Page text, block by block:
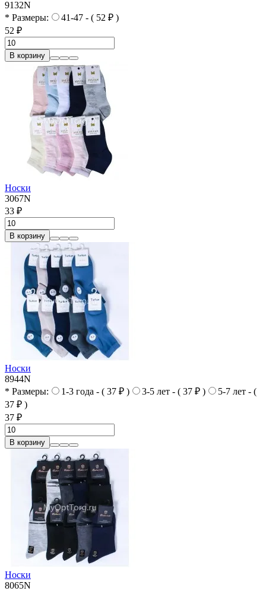
9132N
* Размеры:
41-47 - ( 52 ₽ )
52 ₽
В корзину
Носки
3067N
33 ₽
В корзину
Носки
8944N
* Размеры:
1-3 года - ( 37 ₽ ) 3-5 лет - ( 37 ₽ )
5-7 лет - (
37 ₽ )
37 ₽
В корзину
Носки
8065N